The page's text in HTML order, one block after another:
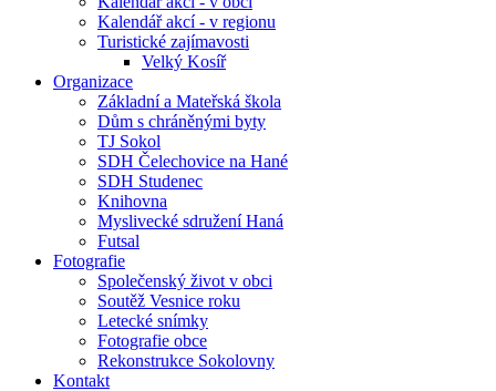
Kalendář akcí - v regionu
Turistické zajímavosti
Velký Kosíř
Organizace
Základní a Mateřská škola
Dům s chráněnými byty
TJ Sokol
SDH Čelechovice na Hané
SDH Studenec
Knihovna
Myslivecké sdružení Haná
Futsal
Fotografie
Společenský život v obci
Soutěž Vesnice roku
Letecké snímky
Fotografie obce
Rekonstrukce Sokolovny
Kontakt